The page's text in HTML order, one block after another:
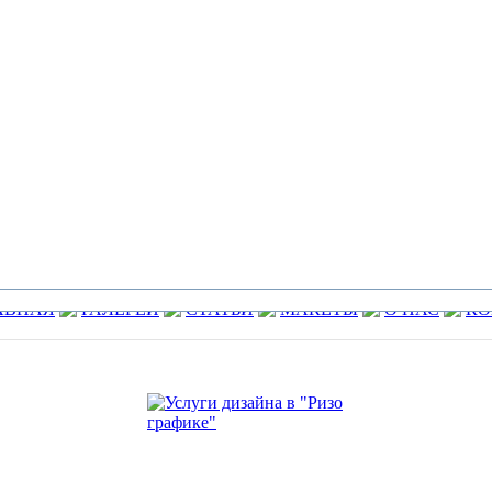
ГАЛЕРЕИ СТАТЬИ МАКЕТЫ О НАС